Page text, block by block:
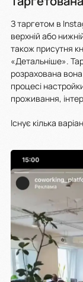
З таргетом в
верхній або
також присутня
«Детальніше».
розрахована
процесі
проживання,
Існує кілька